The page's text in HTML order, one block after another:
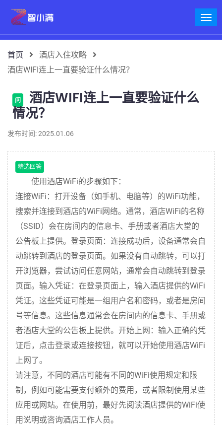
首页
酒店入住攻略
酒店WIFI连上一直要验证什么情况？
问
酒店WIFI连上一直要验证什么
情况？
发布时间: 2025.01.06
精选回答
使用酒店WiFi的步骤如下：
连接WiFi：打开设备（如手机、电脑等）的WiFi功能，
搜索并连接到酒店的WiFi网络。通常，酒店WiFi的名称
（SSID）会在房间内的信息卡、手册或者酒店大堂的
公告板上提供。登录页面：连接成功后，设备通常会自
动跳转到酒店的登录页面。如果没有自动跳转，可以打
开浏览器，尝试访问任意网站，通常会自动跳转到登录
页面。输入凭证：在登录页面上，输入酒店提供的WiFi
凭证。这些凭证可能是一组用户名和密码，或者是房间
号等信息。这些信息通常会在房间内的信息卡、手册或
者酒店大堂的公告板上提供。开始上网：输入正确的凭
证后，点击登录或连接按钮，就可以开始使用酒店WiFi
上网了。
请注意，不同的酒店可能有不同的WiFi使用规定和限
制，例如可能需要支付额外的费用，或者限制使用某些
应用或网站。在使用前，最好先阅读酒店提供的WiFi使
用说明或咨询酒店工作人员。